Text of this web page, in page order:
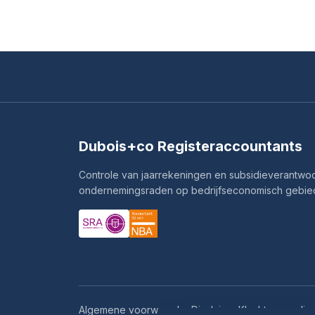
Dubois+co Registeraccountants
Controle van jaarrekeningen en
ondernemingsraden op bedrijfseconomisch
Algemene voorwaarden Disclaimer Klachtenregeling